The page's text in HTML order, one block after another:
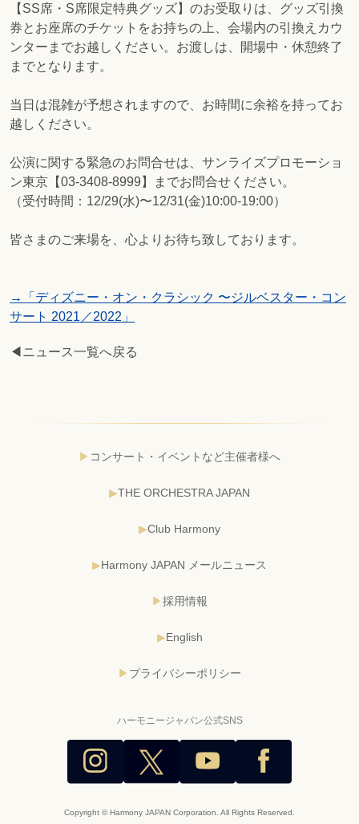
【SS席・S席限定特典グッズ】のお受取りは、グッズ引換
券とお座席のチケットをお持ちの上、会場内の引換えカウ
ンターまでお越しください。お渡しは、開場中・休憩終了
までとなります。
当日は混雑が予想されますので、お時間に余裕を持ってお
越しください。
公演に関する緊急のお問合せは、サンライズプロモーショ
ン東京【03-3408-8999】までお問合せください。
（受付時間：12/29(水)〜12/31(金)10:00-19:00）
皆さまのご来場を、心よりお待ち致しております。
→「ディズニー・オン・クラシック 〜ジルベスター・コン
サート 2021／2022」
◀ニュース一覧へ戻る
コンサート・イベントなど主催者様へ
THE ORCHESTRA JAPAN
Club Harmony
Harmony JAPAN メールニュース
採用情報
English
プライバシーポリシー
ハーモニージャパン公式SNS
Copyright © Harmony JAPAN Corporation. All Rights Reserved.